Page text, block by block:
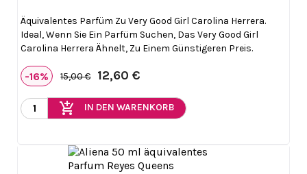
Äquivalentes Parfüm Zu Very Good Girl Carolina Herrera.
Ideal, Wenn Sie Ein Parfüm Suchen, Das Very Good Girl
Carolina Herrera Ähnelt, Zu Einem Günstigeren Preis.
-16% 15,00 € 12,60 €
add_shopping_cart IN DEN WARENKORB